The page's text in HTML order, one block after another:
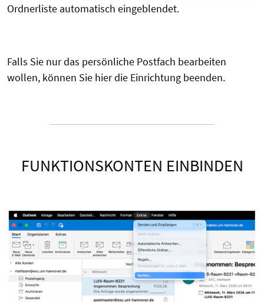
Ordnerliste automatisch eingeblendet.
Falls Sie nur das persönliche Postfach bearbeiten
wollen, können Sie hier die Einrichtung beenden.
FUNKTIONSKONTEN EINBINDEN